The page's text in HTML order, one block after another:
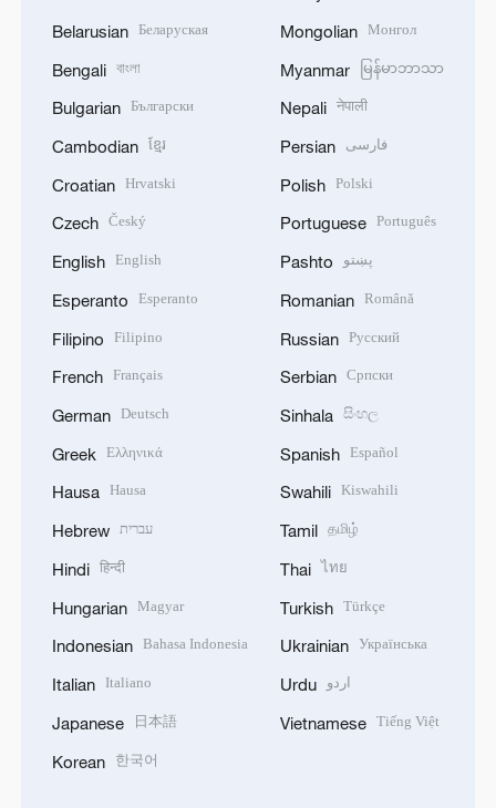
Belarusian Беларуская
Bengali বাংলা
Bulgarian Български
Cambodian ខ្មែរ
Croatian Hrvatski
Czech Český
English English
Esperanto Esperanto
Filipino Filipino
French Français
German Deutsch
Greek Ελληνικά
Hausa Hausa
Hebrew עברית
Hindi हिन्दी
Hungarian Magyar
Indonesian Bahasa Indonesia
Italian Italiano
Japanese 日本語
Korean 한국어
Mongolian Монгол
Myanmar မြန်မာဘာသာ
Nepali नेपाली
Persian فارسی
Polish Polski
Portuguese Português
Pashto پښتو
Romanian Română
Russian Русский
Serbian Српски
Sinhala සිංහල
Spanish Español
Swahili Kiswahili
Tamil தமிழ்
Thai ไทย
Turkish Türkçe
Ukrainian Українська
Urdu اردو
Vietnamese Tiếng Việt